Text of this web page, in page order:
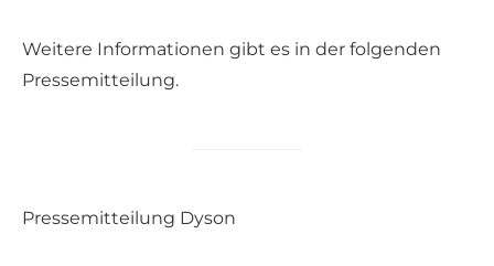
Weitere Informationen gibt es in der folgenden
Pressemitteilung.
Pressemitteilung Dyson